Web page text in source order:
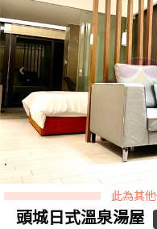
此為其
頭城日式溫泉湯屋